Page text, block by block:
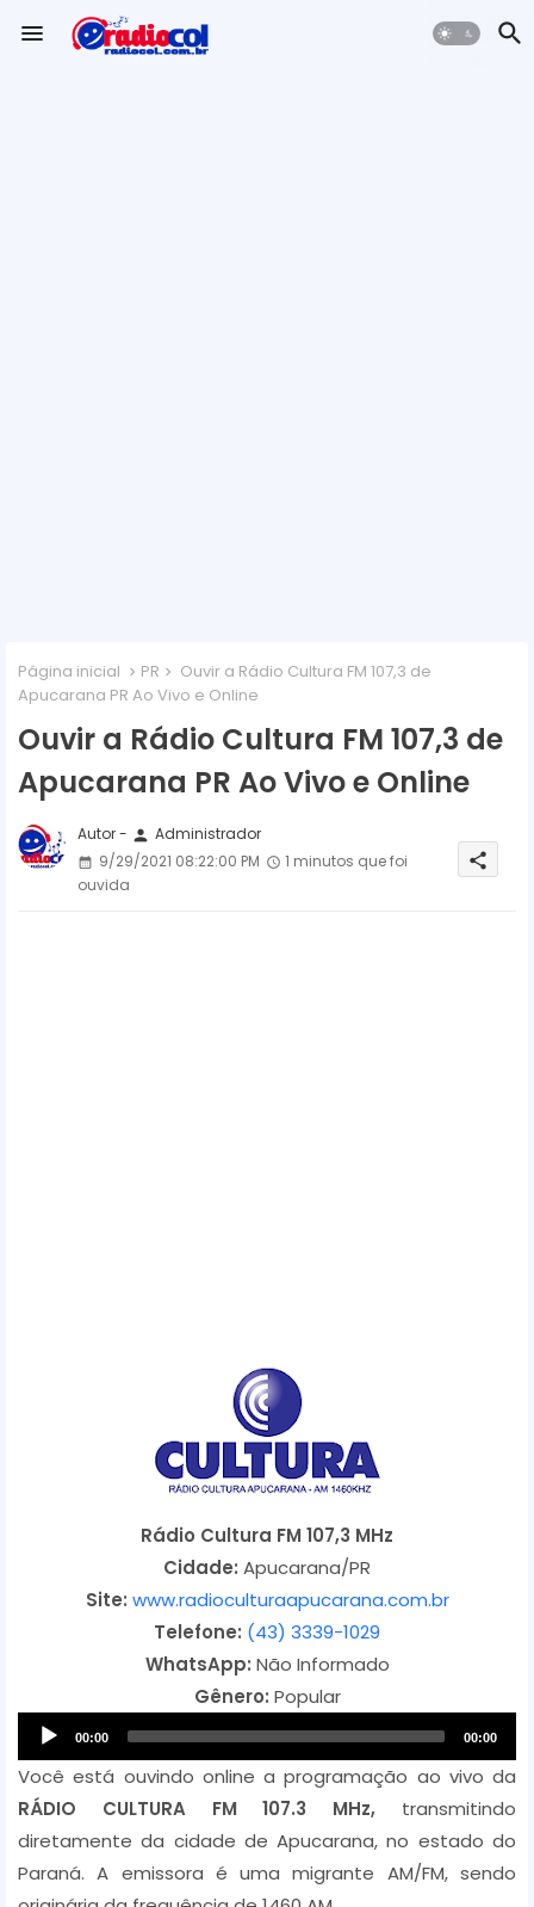
Página inicial PR
Ouvir a Rádio Cultura FM 107,3 de
Apucarana PR Ao Vivo e Online
Ouvir a Rádio Cultura FM 107,3 de
Apucarana PR Ao Vivo e Online
Autor - person Administrador
9/29/2021 08:22:00 PM
1 minutos que foi
ouvida
share
Rádio Cultura FM 107,3 MHz
Cidade: Apucarana/PR
Site: www.radioculturaapucarana.com.br
Telefone: (43) 3339-1029
WhatsApp: Não Informado
Gênero: Popular
A
u
00:00 00:00
Você está ouvindo online a programação ao vivo da
RÁDIO CULTURA FM 107.3 MHz, transmitindo
diretamente da cidade de Apucarana, no estado do
Paraná. A emissora é uma migrante AM/FM, sendo